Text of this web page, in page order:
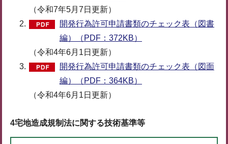
（令和7年5月7日更新）
開発行為許可申請書類のチェック表（図書
編）（PDF：372KB）
（令和4年6月1日更新）
開発行為許可申請書類のチェック表（図面
編）（PDF：364KB）
（令和4年6月1日更新）
4宅地造成規制法に関する技術基準等